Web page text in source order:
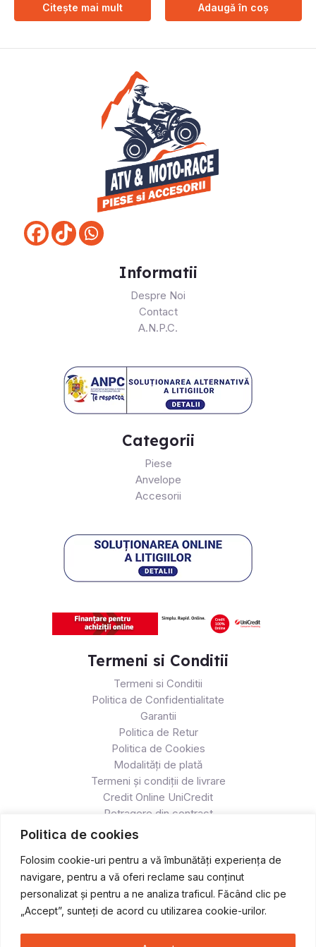
Politica de cookies
Folosim cookie-uri pentru a vă îmbunătăți experiența de
navigare, pentru a vă oferi reclame sau conținut
personalizat și pentru a ne analiza traficul. Făcând clic pe
„Accept”, sunteți de acord cu utilizarea cookie-urilor.
Citește mai mult Adaugă în coș
Informatii
Despre Noi
Contact
A.N.P.C.
Categorii
Piese
Anvelope
Accesorii
Termeni si Conditii
Termeni si Conditii
Politica de Confidentialitate
Garantii
Politica de Retur
Politica de Cookies
Modalități de plată
Termeni și condiții de livrare
Credit Online UniCredit
Retragere din contract